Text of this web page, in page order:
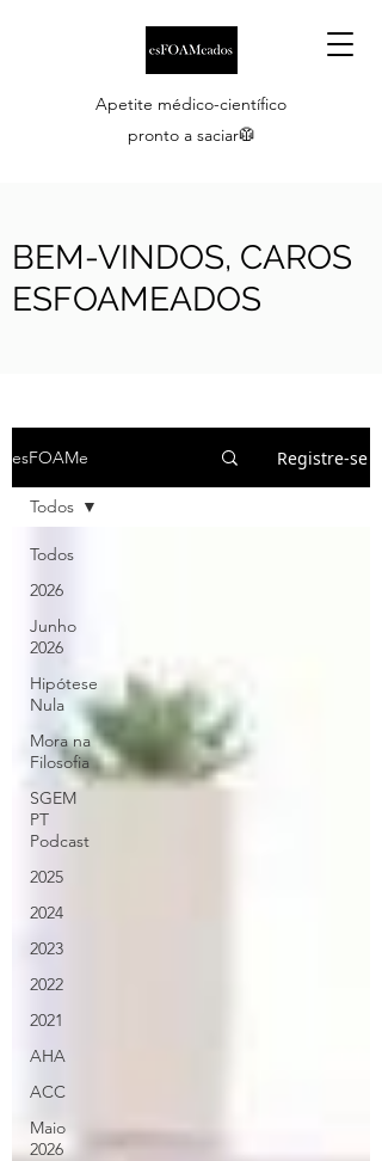
Apetite médico-científico
pronto a saciar🥼
BEM-VINDOS, CAROS
ESFOAMEADOS
esFOAMe Registre-se
Todos
2026
Junho
2026
Hipótese
Nula
Mora na
Filosofia
SGEM
PT
Podcast
2025
2024
2023
2022
2021
AHA
ACC
Maio
2026
Todos